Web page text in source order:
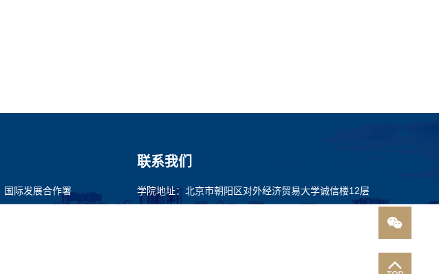
国际发展合作署
联系我们
学院地址：北京市朝阳区对外经济贸易大学诚信楼12层